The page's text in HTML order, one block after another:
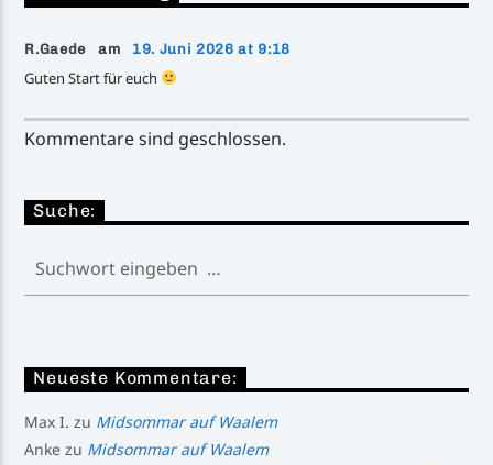
R.Gaede am 19. Juni 2026 at 9:18
Guten Start für euch
Kommentare sind geschlossen.
Suche:
Neueste Kommentare:
Max I. zu Midsommar auf Waalem
Anke zu Midsommar auf Waalem